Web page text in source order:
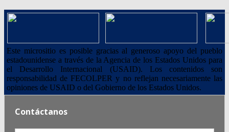
Este micrositio es posible gracias al generoso apoyo del pueblo
estadounidense a través de la Agencia de los Estados Unidos para
el Desarrollo Internacional (USAID). Los contenidos son
responsabilidad de FECOLPER y no reflejan necesariamente las
opiniones de USAID o del Gobierno de los Estados Unidos.